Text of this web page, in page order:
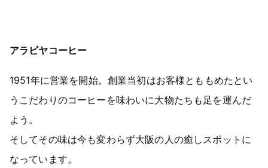
アラビヤコーヒー
1951年に営業を開始。創業当初はお客様とももめたとい
うこだわりのコーヒーを味わいに大物たちも足を運んだ
よう。
そしてその味は今も変わらず大阪の人の癒しスポットに
なっています。